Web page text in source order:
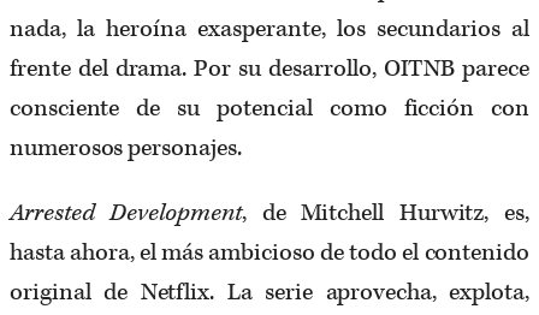
nada, la heroína exasperante, los secundarios al
frente del drama. Por su desarrollo, OITNB parece
consciente de su potencial como ficción con
numerosos personajes.
Arrested Development, de Mitchell Hurwitz, es,
hasta ahora, el más ambicioso de todo el contenido
original de Netflix. La serie aprovecha, explota,